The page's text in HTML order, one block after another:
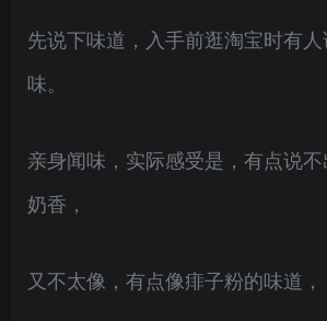
先说下味道，入手前逛淘宝时有
味。
亲身闻味，实际感受是，有点说
奶香，
又不太像，有点像痱子粉的味道，